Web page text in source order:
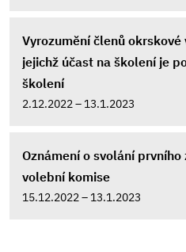
Vyrozumění členů
jejichž účast na školení je
školení
2.12.2022 – 13.1.2023
Oznámení o svolání
volební komise
15.12.2022 – 13.1.2023